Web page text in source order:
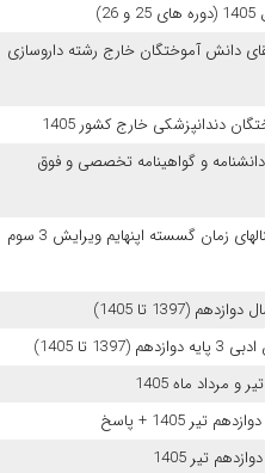
دانش آموختگان خارج رشته داروسازی
دندانپزشکی خارج کشور 1405
و گواهینامه تخصصی و فوق
کتاب و حل المسائل پردازش سیگنالهای زمان گسسته اپنهایم ویرایش 3 سوم
تا 1405)
مرداد ماه 1405